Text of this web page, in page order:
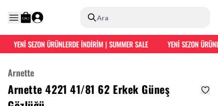
Ara
YENİ SEZON ÜRÜNLERDE İNDİRİM | SUMMER SALE YENİ SEZON
Arnette
Arnette 4221 41/81 62 Erkek Güneş